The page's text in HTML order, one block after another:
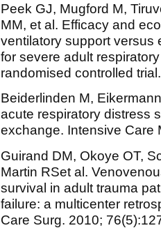
Peek GJ, Mugford M,
MM, et al. Efficacy and
ventilatory support versus
for severe adult
randomised controlled
Beiderlinden M,
acute respiratory distress
exchange. Intensive Care
Guirand DM, Okoye OT,
Martin RSet al.
survival in adult trauma
failure: a multicenter
Care Surg. 2010;